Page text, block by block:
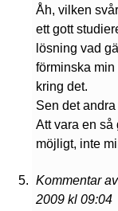
Åh, vilken
ett gott
lösning vad
förminska
kring det.
Sen det
Att vara en så
möjligt, inte
Kommentar
2009 kl 09:04